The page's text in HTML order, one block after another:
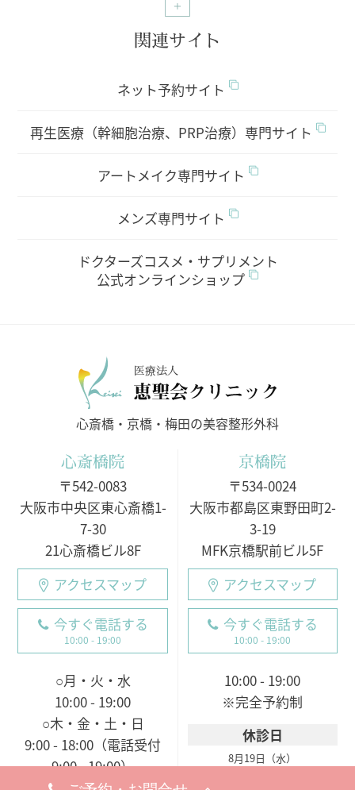
関連サイト
ネット予約サイト
再生医療（幹細胞治療、PRP治療）専門サイト
アートメイク専門サイト
メンズ専門サイト
ドクターズコスメ・サプリメント
公式オンラインショップ
医療法人
心斎橋・京橋・梅田の美容整形外科
心斎橋院
〒542-0083
大阪市中央区東心斎橋1-
7-30
21心斎橋ビル8F
アクセスマップ
今すぐ電話する
10:00 - 19:00
○月・火・水
10:00 - 19:00
○木・金・土・日
9:00 - 18:00（電話受付
9:00 - 19:00）
京橋院
〒534-0024
大阪市都島区東野田町2-
3-19
MFK京橋駅前ビル5F
アクセスマップ
今すぐ電話する
10:00 - 19:00
10:00 - 19:00
※完全予約制
休診日
8月19日（水）